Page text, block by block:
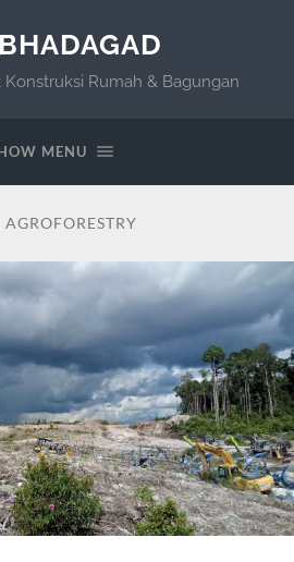
Konstruksi Rumah & Bagungan
MENU
AGROFORESTRY